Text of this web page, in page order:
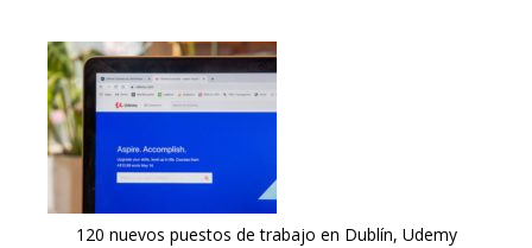
120 nuevos puestos de trabajo en Dublín, Udemy